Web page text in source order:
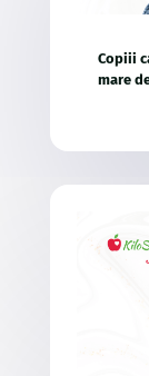
Copiii
mare